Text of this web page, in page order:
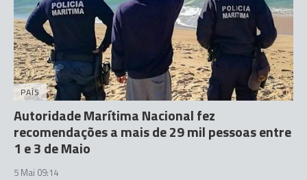
PAÍS
Autoridade Marítima Nacional fez
recomendações a mais de 29 mil pessoas entre
1 e 3 de Maio
5 Mai 09:14